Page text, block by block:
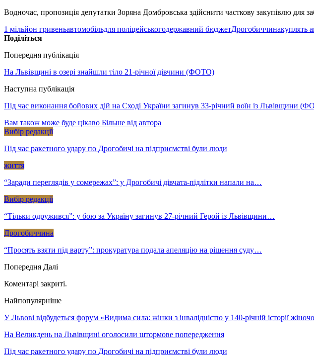
Водночас, пропозиція депутатки Зоряна Домбровська здійснити часткову закупівлю для
1 мільйон гривеньавтомобільдля поліцейськогодержавний бюджетДрогобиччинакуплять
Поділіться
Попередня публікація
На Львівщині в озері знайшли тіло 21-річної дівчини (ФОТО)
Наступна публікація
Під час виконання бойових дій на Сході України загинув 33-річний воїн із Львівщини
Вам також може буде цікаво Більше від автора
Вибір редакції
Під час ракетного удару по Дрогобичі на підприємстві були люди
життя
“Заради переглядів у сомережах”: у Дрогобичі дівчата-підлітки напали на…
Вибір редакції
“Тільки одружився”: у бою за Україну загинув 27-річний Герой із Львівщини…
Дрогобиччина
“Просять взяти під варту”: прокуратура подала апеляцію на рішення суду…
Попередня Далі
Коментарі закриті.
Найпопулярніше
У Львові відбудеться форум «Видима сила: жінки з інвалідністю у 140-річній історії
На Великдень на Львівщині оголосили штормове попередження
Під час ракетного удару по Дрогобичі на підприємстві були люди